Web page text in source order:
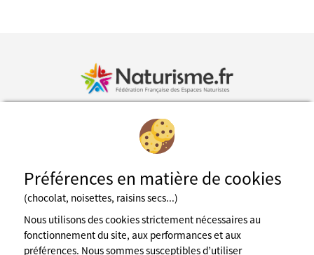
Inscription à la newsletter
Fédération des espaces naturistes
Mentions légales
CGU du site
Cookies
Charte de confidentialité
Espace presse
Préférences en matière de cookies
(chocolat, noisettes, raisins secs...)
Nous utilisons des cookies strictement nécessaires au
fonctionnement du site, aux performances et aux
préférences. Nous sommes susceptibles d’utiliser